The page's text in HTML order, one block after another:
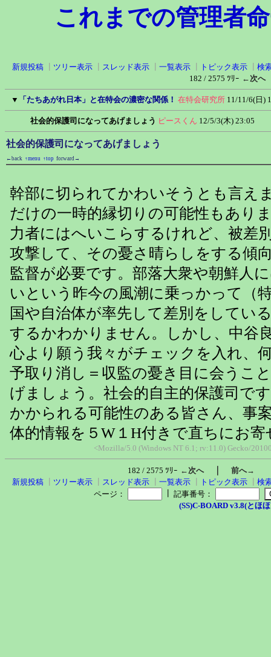
これまでの管理者
新規投稿 ツリー表示 スレッド表示 一覧表示 トピック表示
検
182 / 2575 ﾂﾘｰ ←次へ
▼ 「たちあがれ日本」と在特会の濃密な関係！ 在特会研究所 11/11/6(日)
社会的保護司になってあげましょう ピースくん 12/5/3(木) 23:05
社会的保護司になってあげましょう
←back ↑menu ↑top forward→
幹部に切られてかわいそうとも言え
だけの一時的縁切りの可能性もあり
力者にはへいこらするけれど、被差
攻撃して、その憂さ晴らしをする傾
監督が必要です。部落大衆や朝鮮人
いという昨今の風潮に乗っかって（
国や自治体が率先して差別をしてい
するかわかりません。しかし、中谷
心より願う我々がチェックを入れ、
予取り消し＝収監の憂き目に会うこ
げましょう。社会的自主的保護司で
かかられる可能性のある皆さん、事
体的情報を５W１H付きで直ちにお
<Mozilla/5.0 (Windows NT 6.1; rv:11.0) Gecko/
182 / 2575 ﾂﾘｰ ←次へ｜ 前へ→
新規投稿
ツリー表示 スレッド表示 一覧表示 トピック表示
検
ページ：
記事番号：
(SS)C-BOARD v3.8(とほ